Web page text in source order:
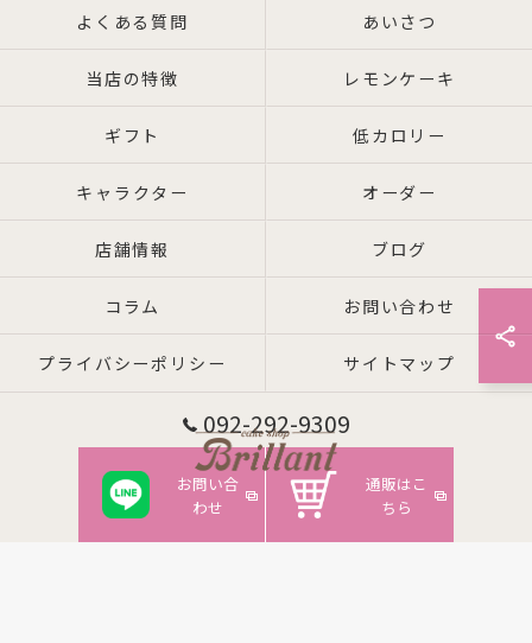
092-292-9309
お問い合
わせ
通販はこ
ちら
よくある質問 あいさつ
当店の特徴 レモンケーキ
ギフト 低カロリー
キャラクター オーダー
店舗情報 ブログ
コラム お問い合わせ
プライバシーポリシー サイトマップ
© 2026 福岡県箱崎周辺のケーキならcake shop Brillant ALL RIGHTS RESERVED.